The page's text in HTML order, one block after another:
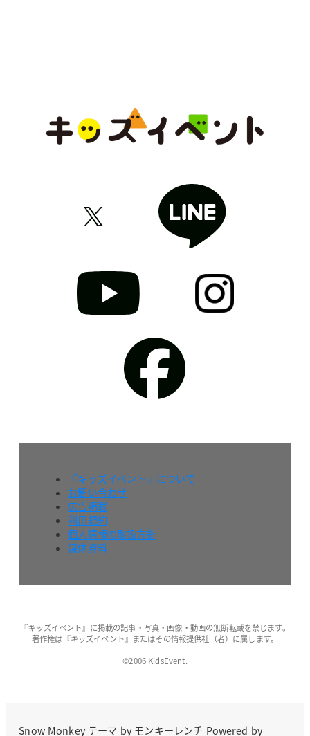
『キッズイベント』について
お問い合わせ
広告掲載
利用規約
個人情報の取扱方針
媒体資料
『キッズイベント』に掲載の記事・写真・画像・動画の無断転載を禁じます。
著作権は『キッズイベント』またはその情報提供社（者）に属します。
©2006 KidsEvent.
Snow Monkeyテーマ by モンキーレンチ Powered by